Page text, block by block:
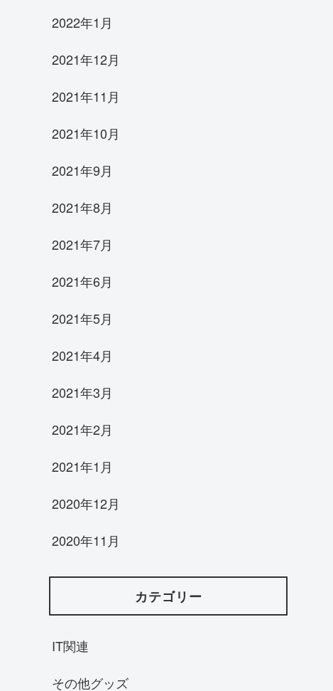
2022年1月
2021年12月
2021年11月
2021年10月
2021年9月
2021年8月
2021年7月
2021年6月
2021年5月
2021年4月
2021年3月
2021年2月
2021年1月
2020年12月
2020年11月
カテゴリー
IT関連
その他グッズ